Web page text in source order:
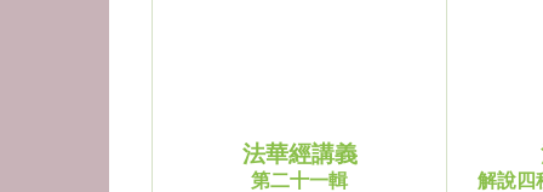
法華經講義
第二十一輯 解說四